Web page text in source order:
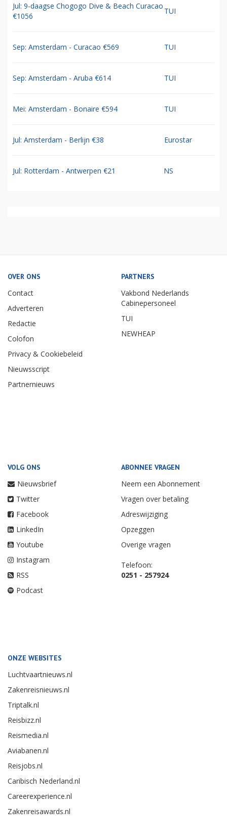
Jul: 9-daagse Chogogo Dive & Beach Curacao
€1056
TUI
Sep: Amsterdam - Curacao €569 TUI
Sep: Amsterdam - Aruba €614 TUI
Mei: Amsterdam - Bonaire €594 TUI
Jul: Amsterdam - Berlijn €38 Eurostar
Jul: Rotterdam - Antwerpen €21 NS
OVER ONS
Contact
Adverteren
Redactie
Colofon
Privacy & Cookiebeleid
Nieuwsscript
Partnernieuws
PARTNERS
Vakbond Nederlands
Cabinepersoneel
TUI
NEWHEAP
VOLG ONS
Nieuwsbrief
Twitter
Facebook
LinkedIn
Youtube
Instagram
RSS
Podcast
ABONNEE VRAGEN
Neem een Abonnement
Vragen over betaling
Adreswijziging
Opzeggen
Overige vragen
Telefoon:
0251 - 257924
ONZE WEBSITES
Luchtvaartnieuws.nl
Zakenreisnieuws.nl
Triptalk.nl
Reisbizz.nl
Reismedia.nl
Aviabanen.nl
Reisjobs.nl
Caribisch Nederland.nl
Careerexperience.nl
Zakenreisawards.nl